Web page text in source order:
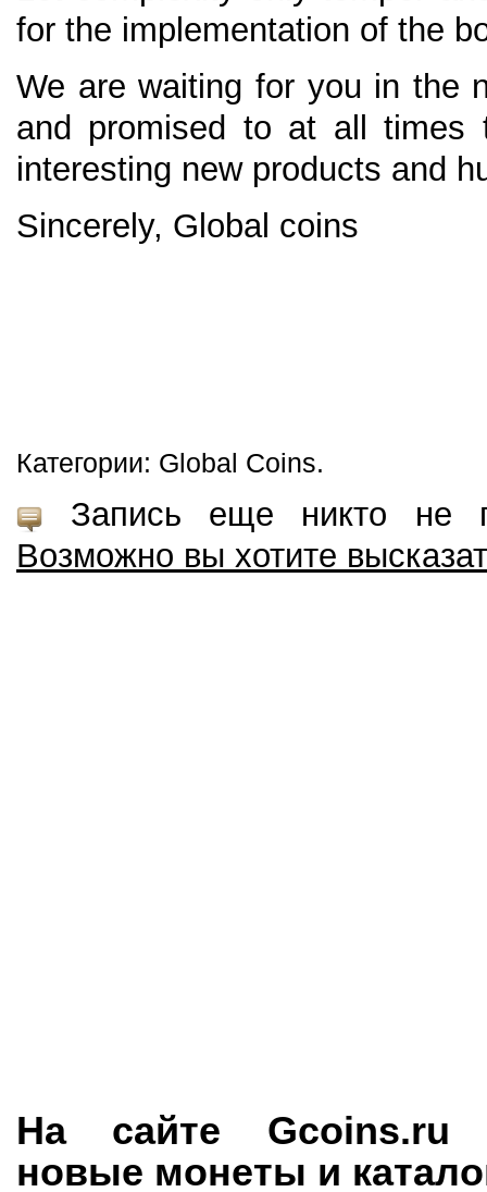
for the implementation of the
We are waiting for you in the
and promised to at all times
interesting new products and
Sincerely, Global coins
Категории: Global Coins.
Запись еще никто не
Возможно вы хотите
На сайте Gcoins.ru
новые монеты и